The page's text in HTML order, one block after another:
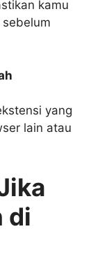
kamu
yang
lain atau
di